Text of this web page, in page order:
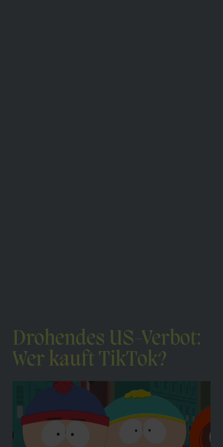
Drohendes US-Verbot:
Wer kauft TikTok?